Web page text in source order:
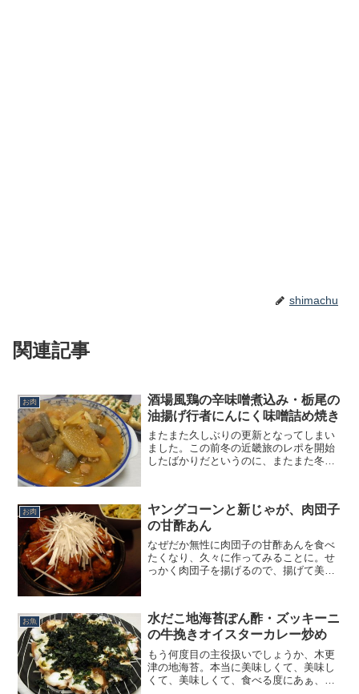
shimachu
関連記事
お肉
酒場風鶏の辛味噌煮込み・栃尾の
油揚げ行者にんにく味噌詰め焼き
またまた久しぶりの更新となってしまい
ました。この前冬の近畿旅のレポを開始
したばかりだというのに、またまた冬の
が、何といっても更新の...
お肉
ヤングコーンと新じゃが、肉団子
の甘酢あん
なぜだか無性に肉団子の甘酢あんを食べ
たくなり、久々に作ってみることに。せ
っかく肉団子を揚げるので、揚げて美味
あ、これだ！とピンときた...
お魚
水だこ地海苔ぽん酢・ズッキーニ
の牛挽きオイスターカレー炒め
もう何度目の主役扱いでしょうか、木更
津の地海苔。本当に美味しくて、美味し
くて、美味しくて、食べる度にあぁ、美